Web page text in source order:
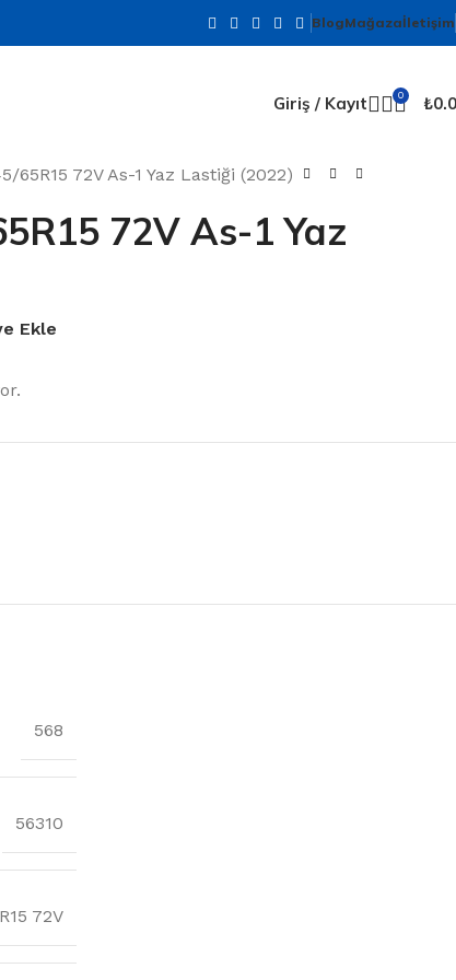
BlogMağazaİletişim
Giriş / Kayıt 0 ₺
65R15 72V As-1 Yaz Lastiği (2022)
72V As-1 Yaz
Ekle
568
56310
72V